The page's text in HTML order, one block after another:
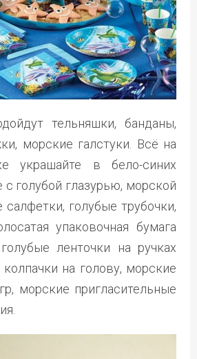
тельняшки, банданы,
морские галстуки. Всё на
украшайте в бело-синих
с голубой глазурью, морской
салфетки, голубые трубочки,
упаковочная бумага
ленточки на ручках
на голову, морские
морские пригласительные